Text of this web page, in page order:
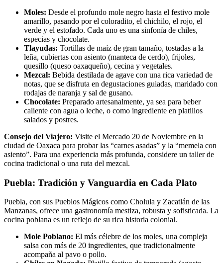
Moles: Desde el profundo mole negro hasta el festivo mole
amarillo, pasando por el coloradito, el chichilo, el rojo, el
verde y el estofado. Cada uno es una sinfonía de chiles,
especias y chocolate.
Tlayudas: Tortillas de maíz de gran tamaño, tostadas a la
leña, cubiertas con asiento (manteca de cerdo), frijoles,
quesillo (queso oaxaqueño), cecina y vegetales.
Mezcal: Bebida destilada de agave con una rica variedad de
notas, que se disfruta en degustaciones guiadas, maridado con
rodajas de naranja y sal de gusano.
Chocolate: Preparado artesanalmente, ya sea para beber
caliente con agua o leche, o como ingrediente en platillos
salados y postres.
Consejo del Viajero: Visite el Mercado 20 de Noviembre en la
ciudad de Oaxaca para probar las “carnes asadas” y la “memela con
asiento”. Para una experiencia más profunda, considere un taller de
cocina tradicional o una ruta del mezcal.
Puebla: Tradición y Vanguardia en Cada Plato
Puebla, con sus Pueblos Mágicos como Cholula y Zacatlán de las
Manzanas, ofrece una gastronomía mestiza, robusta y sofisticada. La
cocina poblana es un reflejo de su rica historia colonial.
Mole Poblano: El más célebre de los moles, una compleja
salsa con más de 20 ingredientes, que tradicionalmente
acompaña al pavo o pollo.